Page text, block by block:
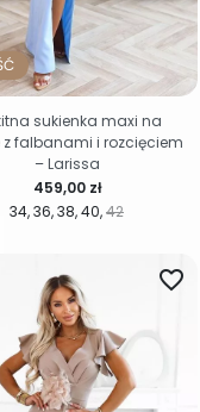
34 36 38 40 42
Cena
459,00 zł
sukienka maxi na
z falbanami i rozcięciem
– Larissa
favorite_border